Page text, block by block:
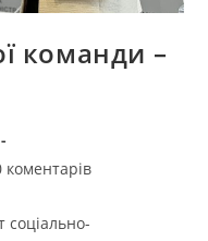
команди –
коментарів
соціально-